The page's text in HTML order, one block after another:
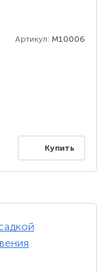
Артикул: M10006
Купить